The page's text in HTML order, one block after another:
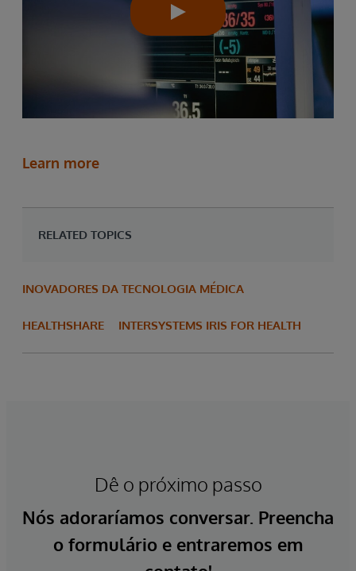
Learn more
RELATED TOPICS
INOVADORES DA TECNOLOGIA MÉDICA
HEALTHSHARE INTERSYSTEMS IRIS FOR HEALTH
Dê o próximo passo
Nós adoraríamos conversar. Preencha
o formulário e entraremos em